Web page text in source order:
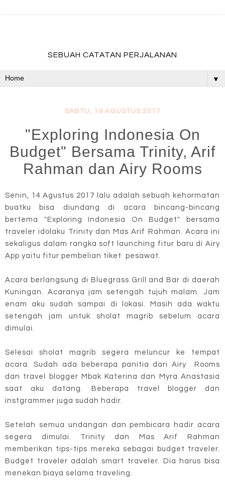
SEBUAH CATATAN PERJALANAN
▼
SABTU, 19 AGUSTUS 2017
"Exploring Indonesia On
Budget" Bersama Trinity, Arif
Rahman dan Airy Rooms
Senin, 14 Agustus 2017 lalu adalah sebuah kehormatan
buatku bisa diundang di acara bincang-bincang
bertema "Exploring Indonesia On Budget" bersama
traveler idolaku Trinity dan Mas Arif Rahman. Acara ini
sekaligus dalam rangka soft launching fitur baru di Airy
App yaitu fitur pembelian tiket pesawat.
Acara berlangsung di Bluegrass Grill and Bar di daerah
Kuningan. Acaranya jam setengah tujuh malam. Jam
enam aku sudah sampai di lokasi. Masih ada waktu
setengah jam untuk sholat magrib sebelum acara
dimulai.
Selesai sholat magrib segera meluncur ke tempat
acara. Sudah ada beberapa panitia dari Airy Rooms
dan travel blogger Mbak Katerina dan Myra Anastasia
saat aku datang. Beberapa travel blogger dan
instgrammer juga sudah hadir.
Setelah semua undangan dan pembicara hadir acara
segera dimulai. Trinity dan Mas Arif Rahman
memberikan tips-tips mereka sebagai budget traveler.
Budget traveler adalah smart traveler. Dia harus bisa
menekan biaya selama traveling.